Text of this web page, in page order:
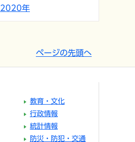
2020年
ページの先頭へ
教育・文化
行政情報
統計情報
防災・防犯・交通